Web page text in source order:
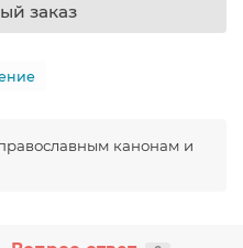
заказ
канонам и